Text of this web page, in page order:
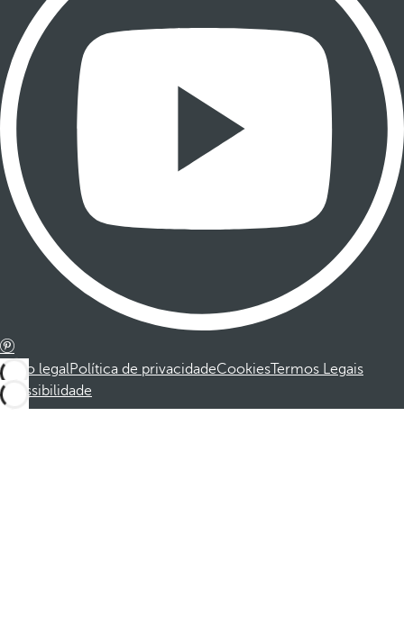
Aviso legalPolítica de privacidadeCookiesTermos Legais
Acessibilidade